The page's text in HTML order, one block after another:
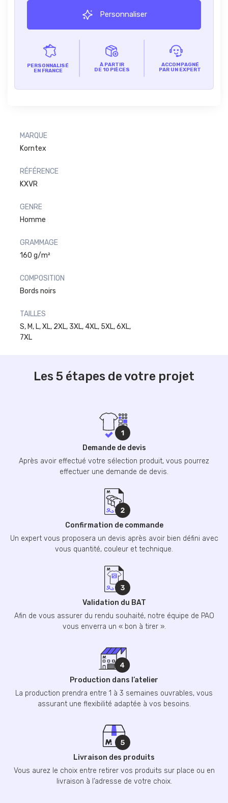
Personnaliser
PERSONNALISÉ
EN FRANCE
À PARTIR
DE 10 PIÈCES
ACCOMPAGNÉ
PAR UN EXPERT
MARQUE
Korntex
RÉFÉRENCE
KXVR
GENRE
Homme
GRAMMAGE
160 g/m²
COMPOSITION
Bords noirs
TAILLES
S, M, L, XL, 2XL, 3XL, 4XL, 5XL, 6XL,
7XL
Les 5 étapes de votre projet
Demande de devis
Après avoir effectué votre sélection produit, vous pourrez
effectuer une demande de devis.
Confirmation de commande
Un expert vous proposera un devis après avoir bien défini avec
vous quantité, couleur et technique.
Validation du BAT
Afin de vous assurer du rendu souhaité, notre équipe de PAO
vous enverra un « bon à tirer ».
Production dans l’atelier
La production prendra entre 1 à 3 semaines ouvrables, vous
assurant une flexibilité adaptée à vos besoins.
Livraison des produits
Vous aurez le choix entre retirer vos produits sur place ou en
livraison à l’adresse de votre choix.